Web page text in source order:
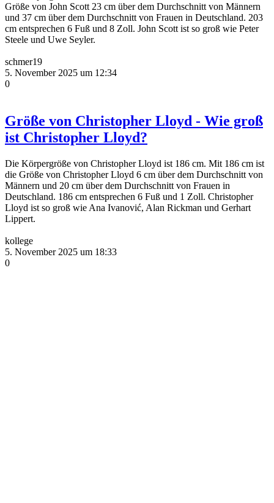
Größe von John Scott 23 cm über dem Durchschnitt von Männern
und 37 cm über dem Durchschnitt von Frauen in Deutschland. 203
cm entsprechen 6 Fuß und 8 Zoll. John Scott ist so groß wie Peter
Steele und Uwe Seyler.
schmer19
5. November 2025 um 12:34
0
Größe von Christopher Lloyd - Wie groß
ist Christopher Lloyd?
Die Körpergröße von Christopher Lloyd ist 186 cm. Mit 186 cm ist
die Größe von Christopher Lloyd 6 cm über dem Durchschnitt von
Männern und 20 cm über dem Durchschnitt von Frauen in
Deutschland. 186 cm entsprechen 6 Fuß und 1 Zoll. Christopher
Lloyd ist so groß wie Ana Ivanović, Alan Rickman und Gerhart
Lippert.
kollege
5. November 2025 um 18:33
0